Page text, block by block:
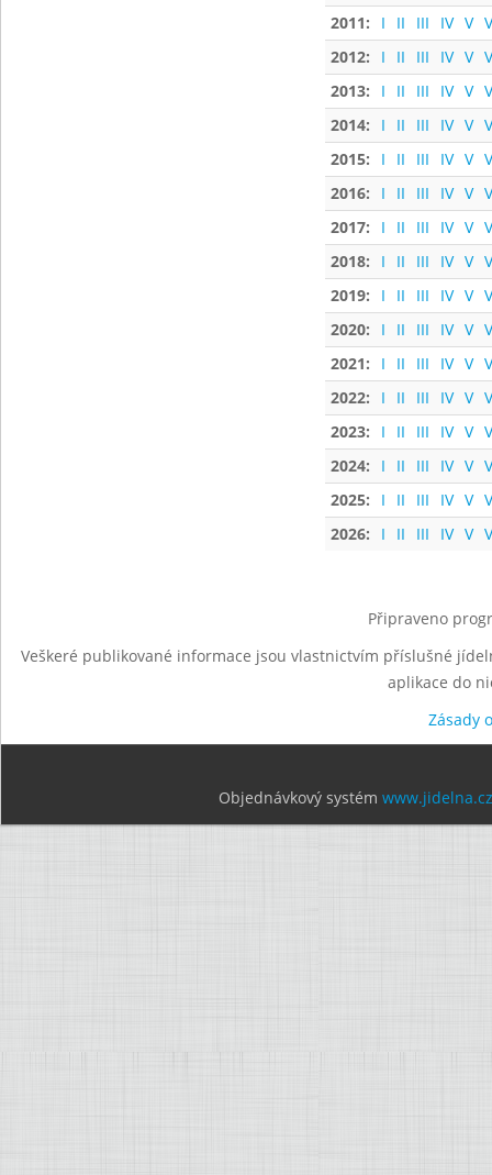
2011:
I II III IV V
2012:
I II III IV V
2013:
I II III IV V
2014:
I II III IV V
2015:
I II III IV V
2016:
I II III IV V
2017:
I II III IV V
2018:
I II III IV V
2019:
I II III IV V
2020:
I II III IV V
2021:
I II III IV V
2022:
I II III IV V
2023:
I II III IV V
2024:
I II III IV V
2025:
I II III IV V
2026:
I II III IV V
Připraveno
Veškeré publikované informace jsou vlastnictvím příslušné
aplikace do
Zásady
Objednávkový systém www.jidelna.cz